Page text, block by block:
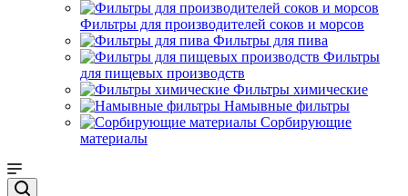
Фильтры для производителей соков и морсов
Фильтры для пива
Фильтры
для пищевых производств
Фильтры химические
Намывные фильтры
Сорбирующие
материалы